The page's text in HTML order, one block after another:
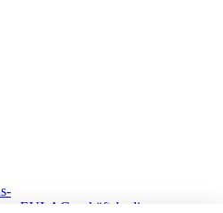
EULA Geschäftsbedingungem